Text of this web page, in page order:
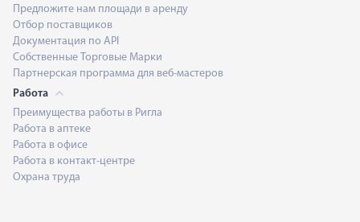
Предложите нам площади в аренду
Отбор поставщиков
Документация по API
Собственные Торговые Марки
Партнерская программа для веб-мастеров
Работа
Преимущества работы в Ригла
Работа в аптеке
Работа в офисе
Работа в контакт-центре
Охрана труда